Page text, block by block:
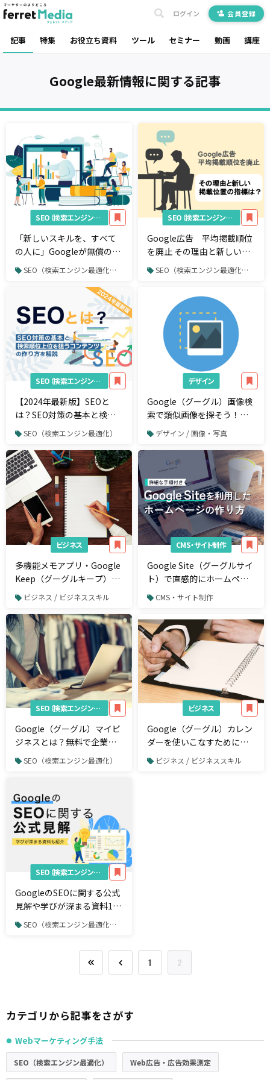
記事 特集 お役立ち資料 ツール セミナー 動画 講座
ログイン 会員登録
Google最新情報に関する記事
SEO（検索エンジン最適化）
「新しいスキルを、すべて
の人に」Googleが無償のデ
ジタルスキルプログラムを
提供開始
SEO（検索エンジン最適化） / Google最新情報
SEO（検索エンジン最適化）
Google広告 平均掲載順位
を廃止 その理由と新しい掲
載位置の指標は？
SEO（検索エンジン最適化） / Google最新情報
SEO（検索エンジン最適化）
【2024年最新版】SEOと
は？SEO対策の基本と検索
順位上位を狙うコンテンツ
SEO（検索エンジン最適化）
デザイン
Google（グーグル）画像検
索で類似画像を探そう！ス
マホとPCの基本操作と便利
デザイン / 画像・写真
ビジネス
多機能メモアプリ・Google
Keep（グーグルキープ）の
使い方と便利な機能を詳し
く解説！
ビジネス / ビジネススキル
CMS・サイト制作
Google Site（グーグルサイ
ト）で直感的にホームペー
ジを作成してみよう
CMS・サイト制作
SEO（検索エンジン最適化）
Google（グーグル）マイビ
ジネスとは？無料で企業や
店舗のPRができるツールを
SEO（検索エンジン最適化）
ビジネス
Google（グーグル）カレン
ダーを使いこなすために知
っておきたい小技8選
ビジネス / ビジネススキル
SEO（検索エンジン最適化）
GoogleのSEOに関する公式
見解や学びが深まる資料10
選を紹介
SEO（検索エンジン最適化） / Google最新情報
1 2
カテゴリから記事をさがす
● Webマーケティング手法
SEO（検索エンジン最適化） Web広告・広告効果測定